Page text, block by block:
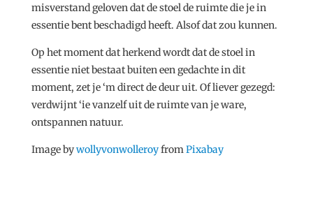
misverstand geloven dat de stoel de ruimte die je in
essentie bent beschadigd heeft. Alsof dat zou kunnen.
Op het moment dat herkend wordt dat de stoel in
essentie niet bestaat buiten een gedachte in dit
moment, zet je ‘m direct de deur uit. Of liever gezegd:
verdwijnt ‘ie vanzelf uit de ruimte van je ware,
ontspannen natuur.
Image bywollyvonwolleroyfromPixabay